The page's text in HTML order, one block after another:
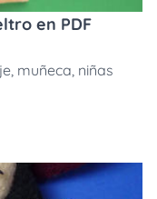
en PDF
, muñeca, niñas